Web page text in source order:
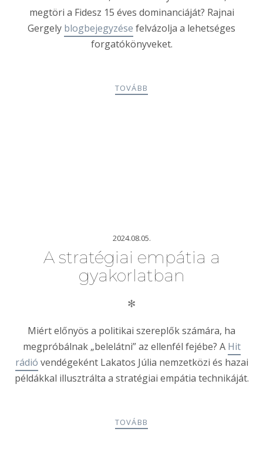
megtöri a Fidesz 15 éves dominanciáját? Rajnai
Gergely blogbejegyzése felvázolja a lehetséges
forgatókönyveket.
TOVÁBB
2024.08.05.
A stratégiai empátia a
gyakorlatban
✻
Miért előnyös a politikai szereplők számára, ha
megpróbálnak „belelátni” az ellenfél fejébe? A Hit
rádió vendégeként Lakatos Júlia nemzetközi és hazai
példákkal illusztrálta a stratégiai empátia technikáját.
TOVÁBB